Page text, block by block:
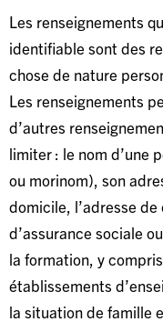
Les renseignements
identifiable sont des
chose de nature
Les renseignements
d’autres
limiter : le nom d’une
ou morinom), son
domicile, l’adresse
d’assurance sociale
la formation, y
établissements
la situation de famille